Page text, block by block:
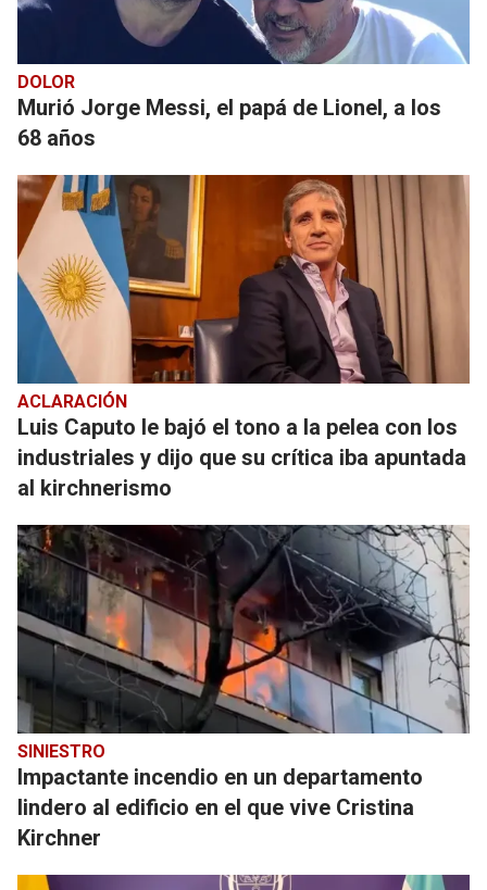
DOLOR
Murió Jorge Messi, el papá de Lionel, a los
68 años
ACLARACIÓN
Luis Caputo le bajó el tono a la pelea con los
industriales y dijo que su crítica iba apuntada
al kirchnerismo
SINIESTRO
Impactante incendio en un departamento
lindero al edificio en el que vive Cristina
Kirchner